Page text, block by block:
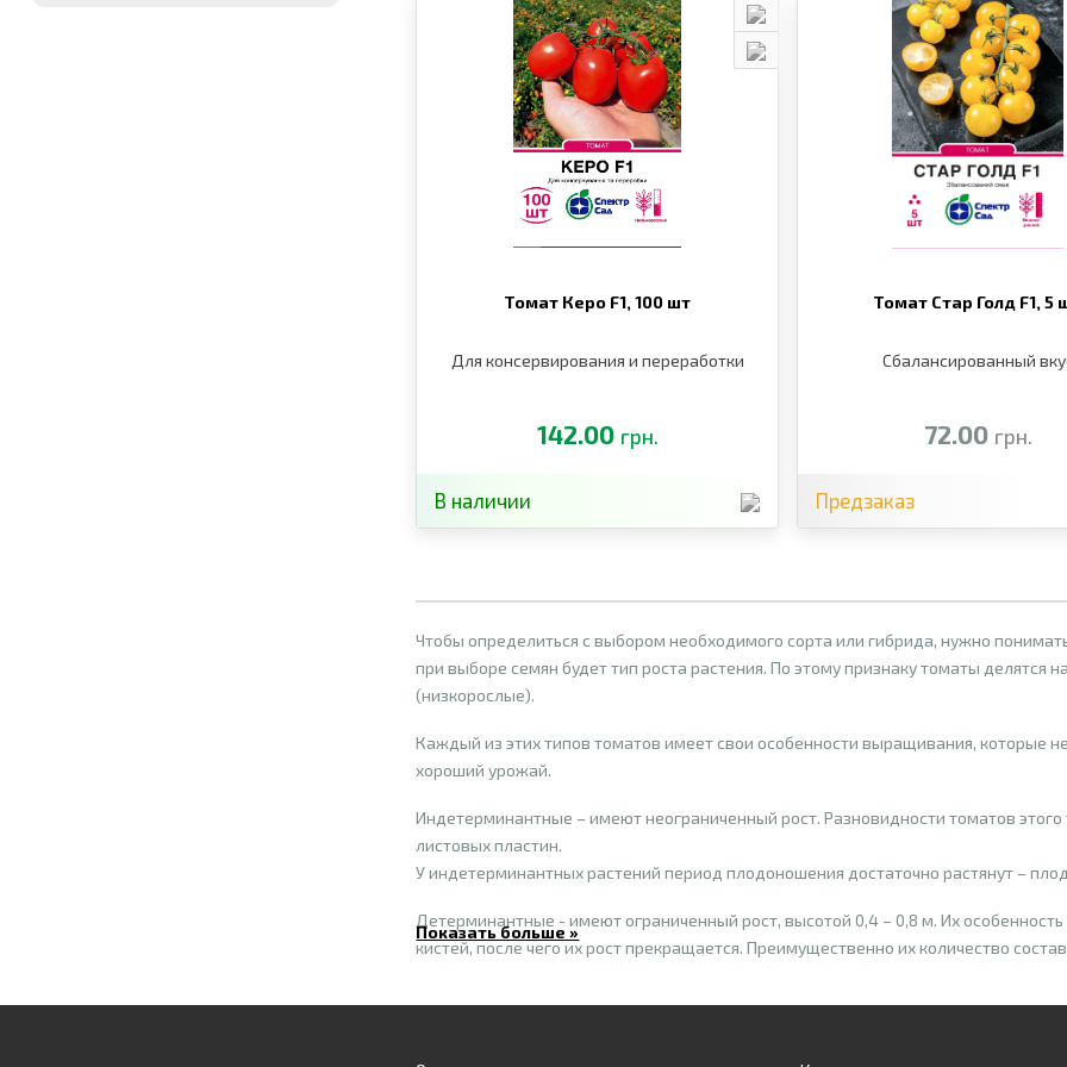
Томат Керо F1, 100 шт
Для консервирования и переработки
142.00 грн.
В наличии
Томат Стар Голд F1,5
Сбалансированный
72.00 грн.
Предзаказ
Чтобы определиться с выбором необходимого сорта или гибрида, нужно
при выборе семян будет тип роста растения. По этому признаку томаты
(низкорослые).
Каждый из этих типов томатов имеет свои особенности выращивания, которые
хороший урожай.
Индетерминантные – имеют неограниченный рост. Разновидности томатов
листовых пластин.
У индетерминантных растений период плодоношения достаточно растянут –
Детерминантные - имеют ограниченный рост, высотой 0,4 – 0,8 м. Их
кистей, после чего их рост прекращается. Преимущественно их количество
формируют много плодов и отдают их в короткие сроки – примерно через 3-4
Показать больше »